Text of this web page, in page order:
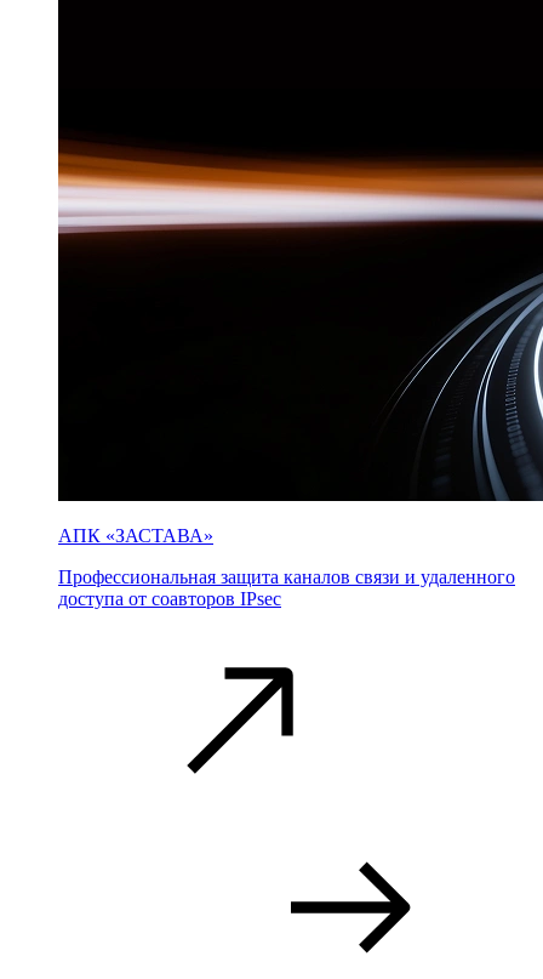
АПК «ЗАСТАВА»
Профессиональная защита каналов связи и удаленного
доступа от соавторов IPsec